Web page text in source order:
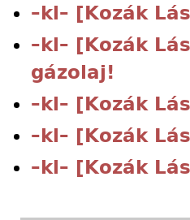
–kl– [Kozák
–kl– [Kozák
gázolaj!
–kl– [Kozák
–kl– [Kozák
–kl– [Kozák